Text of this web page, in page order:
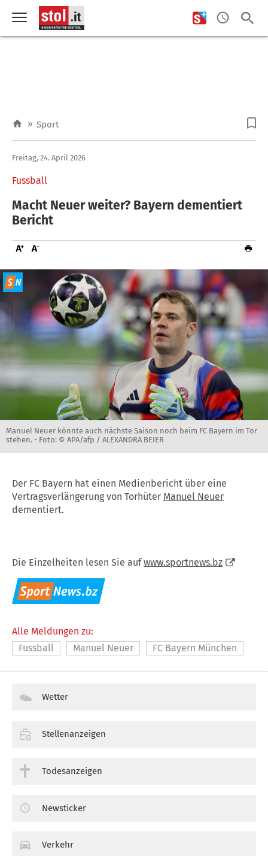
» Sport
Fussball
Freitag, 24. April 2026
Macht Neuer weiter? Bayern dementiert
Bericht
Manuel Neuer könnte auch nächste Saison noch beim FC Bayern im Tor
stehen. - Foto: © APA/afp / ALEXANDRA BEIER
Der FC Bayern hat einen Medienbericht über eine
Vertragsverlängerung von Torhüter Manuel Neuer
dementiert.
Die Einzelheiten lesen Sie aufwww.sportnews.bz
Alle Meldungen zu:
Fussball
Manuel Neuer FC Bayern München
Wetter
Stellenanzeigen
Todesanzeigen
Newsticker
Verkehr